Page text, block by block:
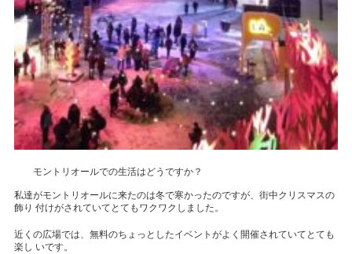
モントリオールでの生活はどうですか？
私達がモントリオールに来たのは冬で寒かったのですが、街中クリスマスの
飾り 付けがされていてとてもワクワクしました。
近くの広場では、無料のちょっとしたイベントがよく開催されていてとても
楽し いです。